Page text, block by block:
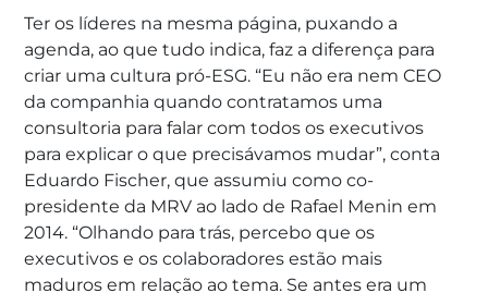
Ter os líderes na mesma página, puxando a
agenda, ao que tudo indica, faz a diferença para
criar uma cultura pró-ESG. “Eu não era nem CEO
da companhia quando contratamos uma
consultoria para falar com todos os executivos
para explicar o que precisávamos mudar”, conta
Eduardo Fischer, que assumiu como co-
presidente da MRV ao lado de Rafael Menin em
2014. “Olhando para trás, percebo que os
executivos e os colaboradores estão mais
maduros em relação ao tema. Se antes era um